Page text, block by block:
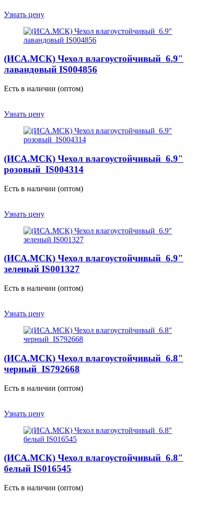
Узнать цену
(ИСА.МСК) Чехол влагоустойчивый 6.9"
лавандовый IS004856
Есть в наличии (оптом)
Узнать цену
(ИСА.МСК) Чехол влагоустойчивый 6.9"
розовый IS004314
Есть в наличии (оптом)
Узнать цену
(ИСА.МСК) Чехол влагоустойчивый 6.9"
зеленый IS001327
Есть в наличии (оптом)
Узнать цену
(ИСА.МСК) Чехол влагоустойчивый 6.8"
черный IS792668
Есть в наличии (оптом)
Узнать цену
(ИСА.МСК) Чехол влагоустойчивый 6.8"
белый IS016545
Есть в наличии (оптом)